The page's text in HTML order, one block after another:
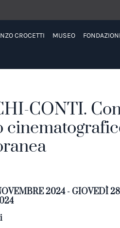
CROCETTI MUSEO
CONTI.
2024 - GIOVEDÌ 28